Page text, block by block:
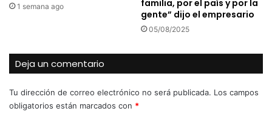
1 semana ago
familia, por el país y por la
gente” dijo el empresario
05/08/2025
Deja un comentario
Tu dirección de correo electrónico no será publicada. Los campos
obligatorios están marcados con *